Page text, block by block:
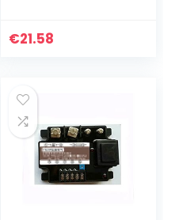
batterijpakket
€21.58